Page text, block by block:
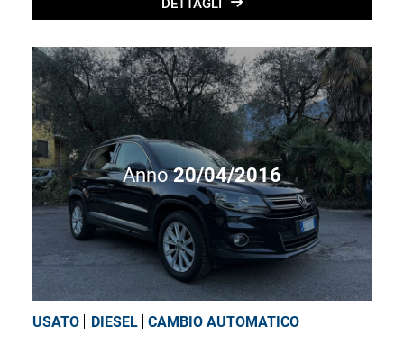
Anno20/04/2016
USATO DIESEL CAMBIO AUTOMATICO